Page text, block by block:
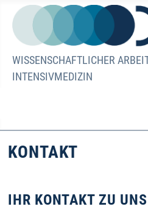
WISSENSCHAFTLICHER
INTENSIVMEDIZIN
KONTAKT
IHR KONTAKT ZU UNS